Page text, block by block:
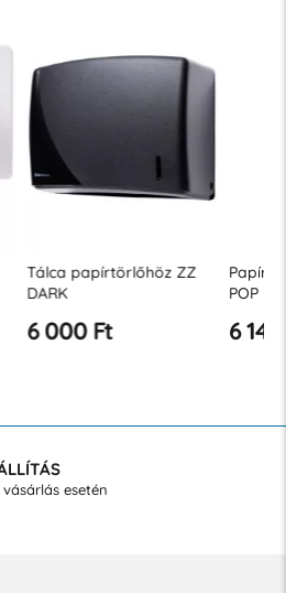
Tálca papírtörlőhöz ZZ
DARK
6 000 Ft
POP
6 147
esetén